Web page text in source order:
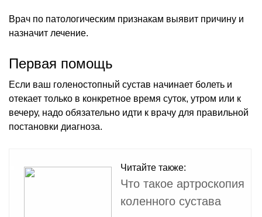
Врач по патологическим признакам выявит причину и
назначит лечение.
Первая помощь
Если ваш голеностопный сустав начинает болеть и
отекает только в конкретное время суток, утром или к
вечеру, надо обязательно идти к врачу для правильной
постановки диагноза.
Читайте также:
Что такое артроскопия
коленного сустава